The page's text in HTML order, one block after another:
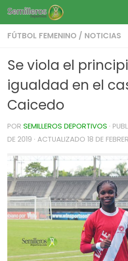
Saltar al contenido
FÚTBOL FEMENINO / NOTICIAS
Se viola el
igualdad en el
Caicedo
POR SEMILLEROS DEPORTIVOS ·
DE 2019 · ACTUALIZADO 18 DE